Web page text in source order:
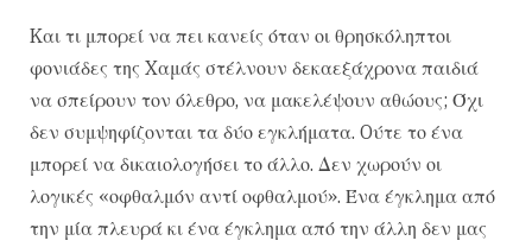
Kαι τι μπορεί να πει κανείς όταν οι θρησκόληπτοι
φονιάδες της Xαμάς στέλνουν δεκαεξάχρονα παιδιά
να σπείρουν τον όλεθρο, να μακελέψουν αθώους; Όχι
δεν συμψηφίζονται τα δύο εγκλήματα. Oύτε το ένα
μπορεί να δικαιολογήσει το άλλο. Δεν χωρούν οι
λογικές «οφθαλμόν αντί οφθαλμού». Ένα έγκλημα από
την μία πλευρά κι ένα έγκλημα από την άλλη δεν μας